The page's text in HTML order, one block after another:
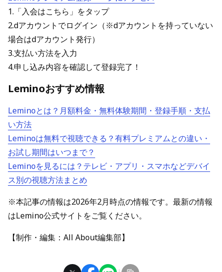
1.「入会はこちら」をタップ
2.dアカウントでログイン（※dアカウントを持っていない
場合はdアカウント発行）
3.支払い方法を入力
4.申し込み内容を確認して登録完了！
Leminoおすすめ情報
Leminoとは？月額料金・無料体験期間・登録手順・支払
い方法
Leminoは無料で視聴できる？有料プレミアムとの違い・
お試し期間はいつまで？
Leminoを見るには？テレビ・アプリ・スマホなどデバイ
ス別の視聴方法まとめ
※本記事の情報は2026年2月時点の情報です。最新の情報
はLemino公式サイトをご覧ください。
【制作・編集：All About編集部】